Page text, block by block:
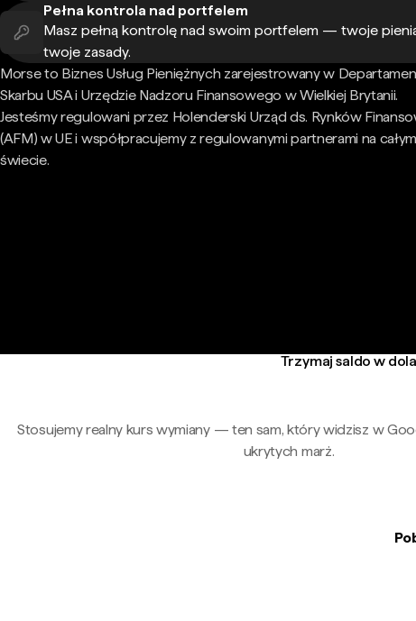
Pełna kontrola nad portfelem
Masz pełną kontrolę nad swoim portfelem — twoje
twoje zasady.
Morse to Biznes Usług Pieniężnych zarejestrowany w
Skarbu USA i Urzędzie Nadzoru Finansowego w Wielkiej Brytanii.
Jesteśmy regulowani przez Holenderski Urząd ds. Rynków
(AFM) w UE i współpracujemy z regulowanymi partnerami na całym
świecie.
Trzymaj saldo w
Stosujemy realny kurs wymiany — ten sam, który widzisz w
ukrytych marż.